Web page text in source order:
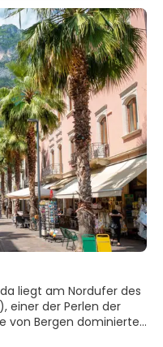
liegt am Nordufer des
einer der Perlen der
von Bergen dominierte